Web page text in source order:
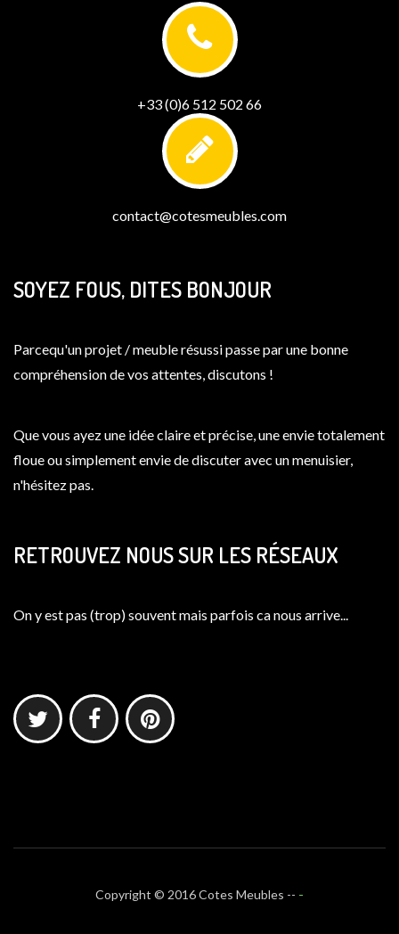
+33 (0)6 512 502 66
contact@cotesmeubles.com
SOYEZ FOUS, DITES BONJOUR
Parcequ'un projet / meuble résussi passe par une bonne
compréhension de vos attentes, discutons !
Que vous ayez une idée claire et précise, une envie totalement
floue ou simplement envie de discuter avec un menuisier,
n'hésitez pas.
RETROUVEZ NOUS SUR LES RÉSEAUX
On y est pas (trop) souvent mais parfois ca nous arrive...
Copyright © 2016 Cotes Meubles -- -